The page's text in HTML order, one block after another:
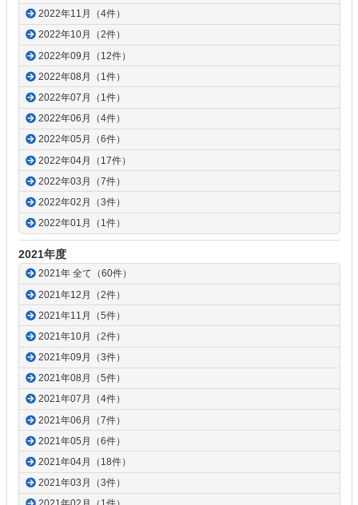
2022年11月（4件）
2022年10月（2件）
2022年09月（12件）
2022年08月（1件）
2022年07月（1件）
2022年06月（4件）
2022年05月（6件）
2022年04月（17件）
2022年03月（7件）
2022年02月（3件）
2022年01月（1件）
2021年度
2021年 全て（60件）
2021年12月（2件）
2021年11月（5件）
2021年10月（2件）
2021年09月（3件）
2021年08月（5件）
2021年07月（4件）
2021年06月（7件）
2021年05月（6件）
2021年04月（18件）
2021年03月（3件）